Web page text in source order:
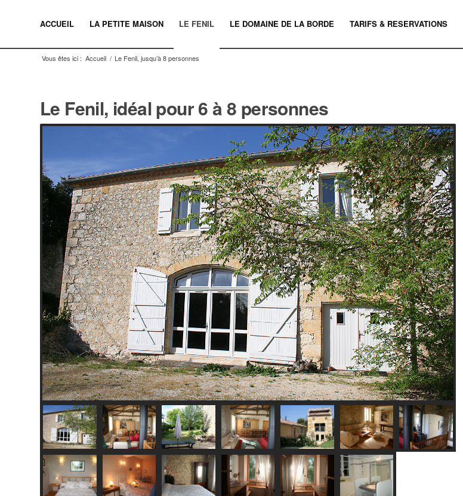
ACCUEIL LA PETITE MAISON LE FENIL LE DOMAINE DE LA BORDE TARIFS & RESERVATIONS
Vous êtes ici : Accueil / Le Fenil, jusqu’à 8 personnes
Le Fenil, idéal pour 6 à 8 personnes